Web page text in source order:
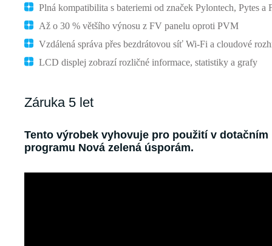
Plná kompatibilita s bateriemi od značek Pylontech, Pytes a
Až o 30 % většího výnosu z FV panelu oproti PVM
Vzdálená správa přes bezdrátovou síť Wi-Fi a cloudové
LCD displej zobrazí rozličné informace, statistiky a grafy
Záruka 5 let
Tento výrobek vyhovuje pro použití v dotačním
programu Nová zelená úsporám.